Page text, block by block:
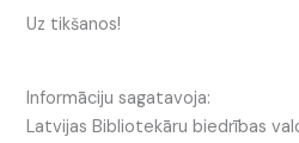
Uz tikšanos!
Informāciju sagatavoja:
Latvijas Bibliotekāru biedrības